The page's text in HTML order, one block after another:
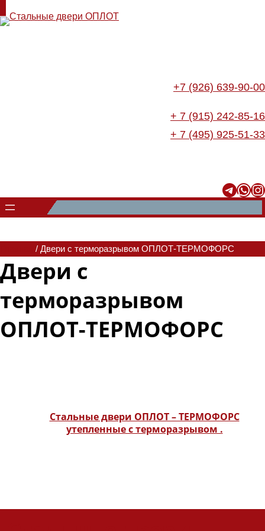
+7 (926) 639-90-00
+ 7 (915) 242-85-16
+ 7 (495) 925-51-33
TelegramWhatsApp Instagram
/ Двери с терморазрывом ОПЛОТ-ТЕРМОФОРС
Двери с
терморазрывом
ОПЛОТ-ТЕРМОФОРС
Стальные двери ОПЛОТ – ТЕРМОФОРС
утепленные с терморазрывом .